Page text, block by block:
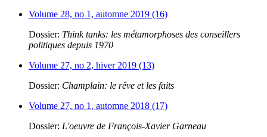
Volume 28, no 1, automne 2019 (16)
Dossier: Think tanks: les métamorphoses des conseillers
politiques depuis 1970
Volume 27, no 2, hiver 2019 (13)
Dossier: Champlain: le rêve et les faits
Volume 27, no 1, automne 2018 (17)
Dossier: L'oeuvre de François-Xavier Garneau